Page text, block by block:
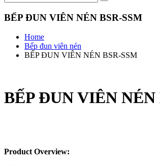
BẾP ĐUN VIÊN NÉN BSR-SSM
Home
Bếp đun viên nén
BẾP ĐUN VIÊN NÉN BSR-SSM
BẾP ĐUN VIÊN NÉN
Product Overview: